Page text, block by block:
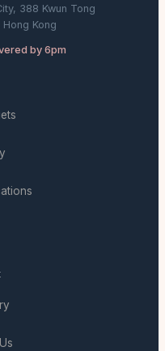
388 Kwun Tong
Kong
by 6pm